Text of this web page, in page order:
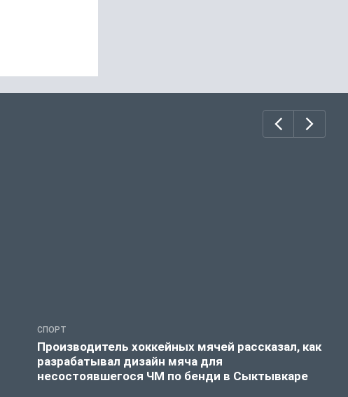
СПОРТ
Производитель хоккейных мячей рассказал, как
разрабатывал дизайн мяча для
несостоявшегося ЧМ по бенди в Сыктывкаре